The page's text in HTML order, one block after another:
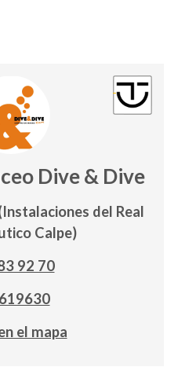
Dive & Dive
del Real
Calpe)
92 70
el mapa